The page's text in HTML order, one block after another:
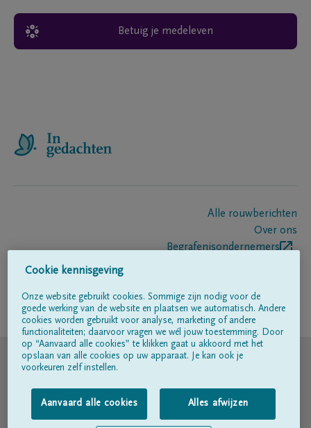
Betuig je medeleven
Alle rouwberichten
Over ons
Begrafenisondernemers
Volg ons op
© DELA
Gebruiksvoorwaarden
Privacyverklaring
Cookie kennisgeving
Onze website gebruikt cookies. Sommige zijn nodig voor de
goede werking van de website en plaatsen we automatisch. Andere
cookies worden gebruikt voor analyse, marketing of andere
functionaliteiten; daarvoor vragen we wél jouw toestemming. Door
op “Aanvaard alle cookies” te klikken gaat u akkoord met het
opslaan van alle cookies op uw apparaat. Je kan ook je
voorkeuren zelf instellen.
Aanvaard alle cookies Alles afwijzen